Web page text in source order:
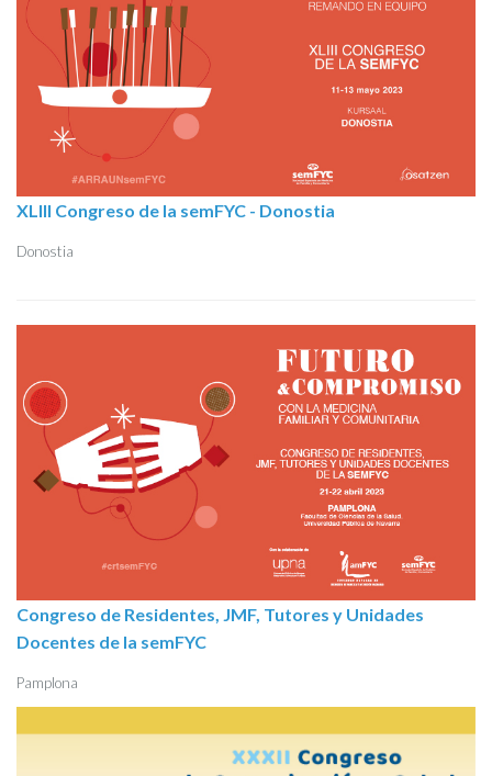
XLIII Congreso de la semFYC - Donostia
Donostia
Congreso de Residentes, JMF, Tutores y Unidades
Docentes de la semFYC
Pamplona